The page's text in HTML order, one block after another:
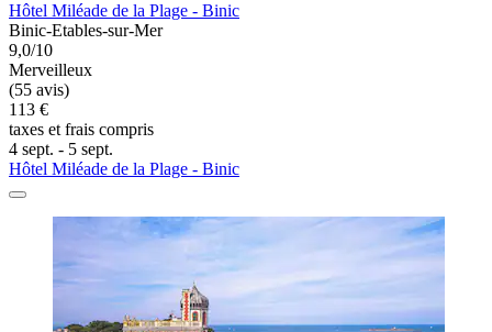
Hôtel Miléade de la Plage - Binic
Binic-Etables-sur-Mer
9,0/10
Merveilleux
(55 avis)
113 €
taxes et frais compris
4 sept. - 5 sept.
Hôtel Miléade de la Plage - Binic